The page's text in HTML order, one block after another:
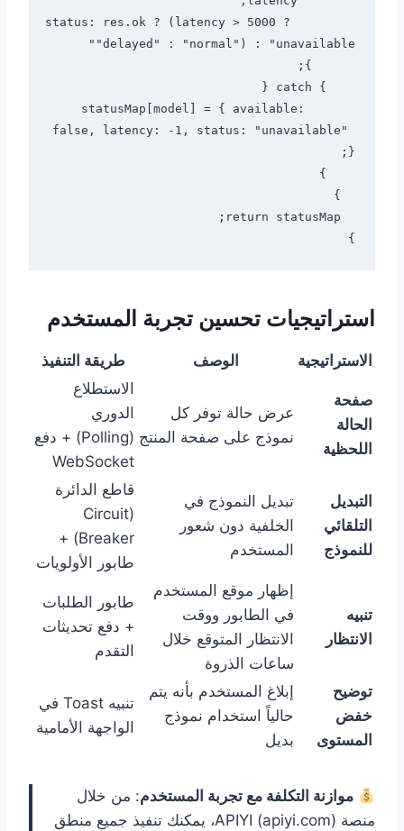
        status: res.ok ? (latency > 5000 ?
      statusMap[model] = { available:
false, latency: -1, status: "unavailable"
}
استراتيجيات تحسين تجربة المستخدم
الاستراتيجية الوصف طريقة التنفيذ
صفحة
الحالة
اللحظية
عرض حالة توفر كل
نموذج على صفحة المنتج
الاستطلاع
الدوري
(Polling) + دفع
WebSocket
التبديل
التلقائي
للنموذج
تبديل النموذج في
الخلفية دون شعور
المستخدم
قاطع الدائرة
(Circuit
Breaker) +
طابور الأولويات
تنبيه
الانتظار
إظهار موقع المستخدم
في الطابور ووقت
الانتظار المتوقع خلال
ساعات الذروة
طابور الطلبات
+ دفع تحديثات
التقدم
توضيح
خفض
المستوى
إبلاغ المستخدم بأنه يتم
حالياً استخدام نموذج
بديل
تنبيه Toast في
الواجهة الأمامية
موازنة التكلفة مع تجربة المستخدم: من خلال
منصة APIYI (apiyi.com)، يمكنك تنفيذ جميع منطق